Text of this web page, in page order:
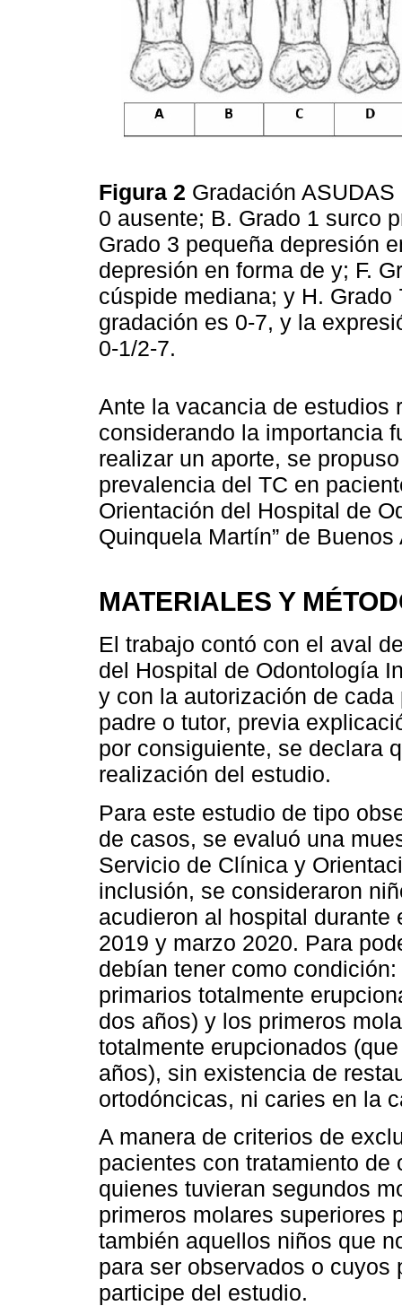
Figura 2 Gradación
0 ausente; B. Grado 1 surco
Grado 3 pequeña depresión
depresión en forma de y; F.
cúspide mediana; y H.
gradación es 0-7, y la
0-1/2-7.
Ante la vacancia de estudios
considerando la importancia
realizar un aporte, se
prevalencia del TC en
Orientación del Hospital de
Quinquela Martín” de
MATERIALES Y
El trabajo contó con el aval
del Hospital de Odontología
y con la autorización de
padre o tutor, previa
por consiguiente, se declara
realización del estudio.
Para este estudio de tipo
de casos, se evaluó una
Servicio de Clínica y
inclusión, se consideraron
acudieron al hospital
2019 y marzo 2020. Para
debían tener como
primarios totalmente
dos años) y los primeros
totalmente erupcionados
años), sin existencia de
ortodóncicas, ni caries en la
A manera de criterios de
pacientes con tratamiento
quienes tuvieran segundos
primeros molares superiores
también aquellos niños que
para ser observados o cuyos
participe del estudio.